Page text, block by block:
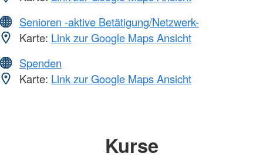
Senioren -aktive Betätigung/Netzwerk-
Karte: Link zur Google Maps Ansicht
Spenden
Karte: Link zur Google Maps Ansicht
Kurse